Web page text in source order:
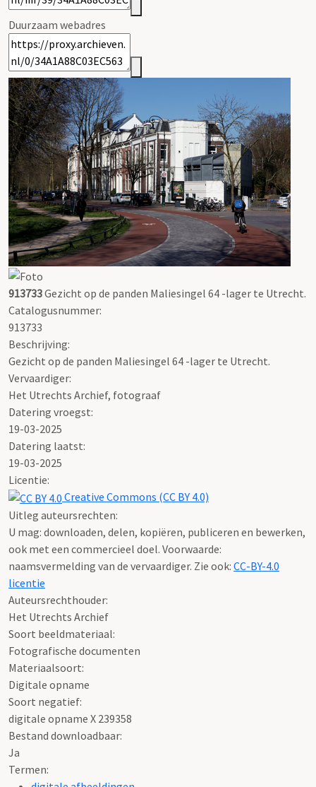
Duurzaam webadres
913733Gezicht op de panden Maliesingel 64 -lager te Utrecht.
Catalogusnummer:
913733
Beschrijving:
Gezicht op de panden Maliesingel 64 -lager te Utrecht.
Vervaardiger:
Het Utrechts Archief, fotograaf
Datering vroegst:
19-03-2025
Datering laatst:
19-03-2025
Licentie:
Creative Commons (CC BY 4.0)
Uitleg auteursrechten:
U mag: downloaden, delen, kopiëren, publiceren en bewerken,
ook met een commercieel doel. Voorwaarde:
naamsvermelding van de vervaardiger. Zie ook: CC-BY-4.0
licentie
Auteursrechthouder:
Het Utrechts Archief
Soort beeldmateriaal:
Fotografische documenten
Materiaalsoort:
Digitale opname
Soort negatief:
digitale opname X 239358
Bestand downloadbaar:
Ja
Termen: